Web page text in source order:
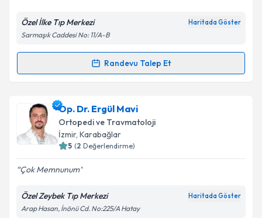
Kişisel verilerimin işlenmesine ilişkin
Metni'ni okudum ve kişisel verilerimin belirtilen
kapsamda işlenmesini kabul ediyorum.
Özel İlke Tıp Merkezi Haritada Göster
Sarmaşık Caddesi No: 11/A-B
Randevu Talep Et
Randevu Takvimi Talebi
Op. Dr. Murat Özekşiiçin randevu takvimi talebi
oluşturun. Size bu uzmandan randevu almanız için bir
takvim hazırlandığında e-posta ile bilgilendireceğiz.
Kişisel verilerimin işlenmesine ilişkin
Op. Dr. Ergül Mavi
Ortopedi ve Travmatoloji
İzmir, Karabağlar
5 (2 Değerlendirme)
Çok Memnunum
Özel Zeybek Tıp Merkezi Haritada Göster
Arap Hasan, İnönü Cd. No:225/A Hatay